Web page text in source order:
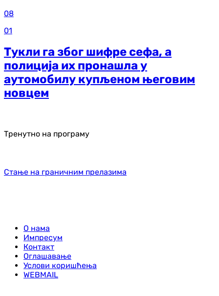
08
01
Тукли га због шифре сефа, а
полиција их пронашла у
аутомобилу купљеном његовим
новцем
Тренутно на програму
Стање на граничним прелазима
О нама
Импресум
Контакт
Оглашавање
Услови коришћења
WEBMAIL